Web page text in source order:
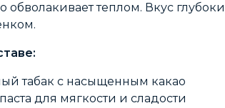
обволакивает теплом. Вкус
табак с насыщенным какао
для мягкости и сладости